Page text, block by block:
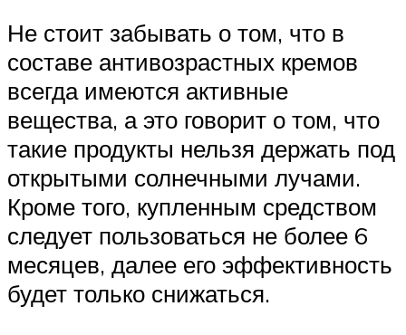
Не стоит забывать о том, что в
составе антивозрастных кремов
всегда имеются активные
вещества, а это говорит о том, что
такие продукты нельзя держать под
открытыми солнечными лучами.
Кроме того, купленным средством
следует пользоваться не более 6
месяцев, далее его эффективность
будет только снижаться.